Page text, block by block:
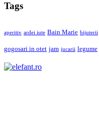
Tags
aperitiv ardei iute Bain Marie bijuterii
gogosari in otet jam jucarii legume